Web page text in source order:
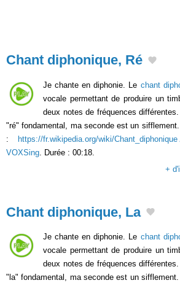
Chant diphonique, Ré
Je chante en diphonie. Le chant
vocale permettant de produire un
deux notes de fréquences
"ré" fondamental, ma seconde est un
: https://fr.wikipedia.org/wiki/Chant_diphonique
VOXSing . Durée : 00:18.
+
Chant diphonique, La
Je chante en diphonie. Le chant
vocale permettant de produire un
deux notes de fréquences
"la" fondamental, ma seconde est un